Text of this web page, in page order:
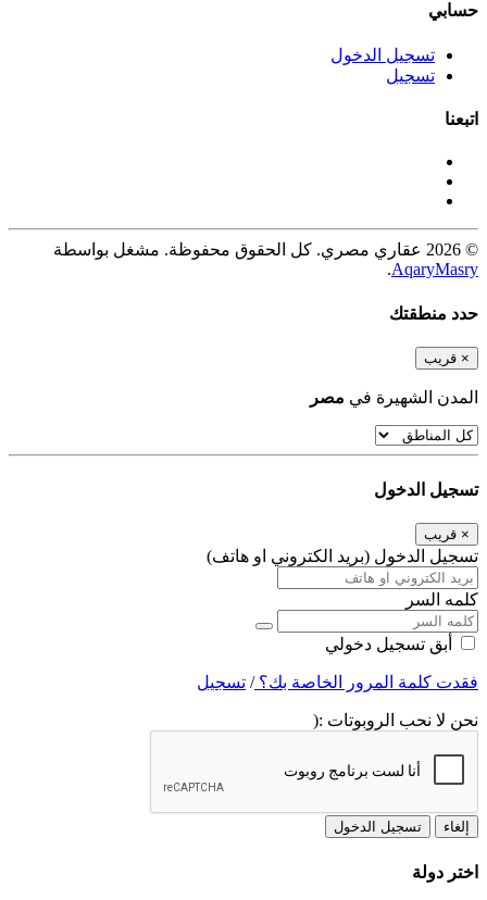
حسابي
تسجيل الدخول
تسجيل
اتبعنا
© 2026 عقاري مصري. كل الحقوق محفوظة. مشغل بواسطة
AqaryMasry
.
حدد منطقتك
× قريب
المدن الشهيرة في مصر
تسجيل الدخول
× قريب
تسجيل الدخول (بريد الكتروني او هاتف)
كلمه السر
أبق تسجيل دخولي
فقدت كلمة المرور الخاصة بك؟/ تسجيل
نحن لا نحب الروبوتات :(
إلغاء تسجيل الدخول
اختر دولة